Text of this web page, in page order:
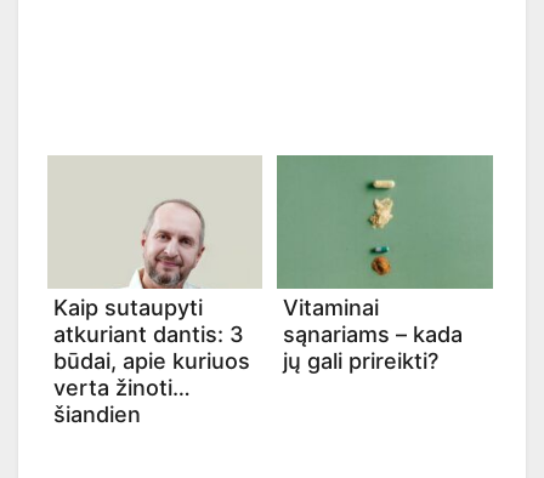
Kaip sutaupyti
atkuriant dantis: 3
būdai, apie kuriuos
verta žinoti
šiandien
Vitaminai
sąnariams – kada
jų gali prireikti?